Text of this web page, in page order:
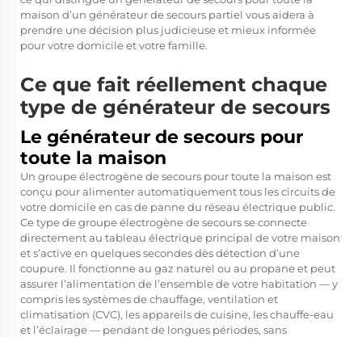
maison d’un générateur de secours partiel vous aidera à
prendre une décision plus judicieuse et mieux informée
pour votre domicile et votre famille.
Ce que fait réellement chaque
type de générateur de secours
Le générateur de secours pour
toute la maison
Un groupe électrogène de secours pour toute la maison est
conçu pour alimenter automatiquement tous les circuits de
votre domicile en cas de panne du réseau électrique public.
Ce type de groupe électrogène de secours se connecte
directement au tableau électrique principal de votre maison
et s’active en quelques secondes dès détection d’une
coupure. Il fonctionne au gaz naturel ou au propane et peut
assurer l’alimentation de l’ensemble de votre habitation — y
compris les systèmes de chauffage, ventilation et
climatisation (CVC), les appareils de cuisine, les chauffe-eau
et l’éclairage — pendant de longues périodes, sans